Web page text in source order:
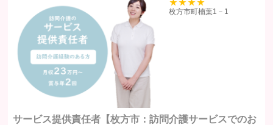
統計処理されたデータの利用
当社は、提供を受けた個人情報をもとに、個人を特定できないよう加工
した統計データを作成することがあります。個人を特定できない統計デ
ータについては、当社は何ら制限なく利用することができるものとしま
サービス提供責任者【枚方市：訪問介護サービスでのお
39
枚方市町楠葉1－1